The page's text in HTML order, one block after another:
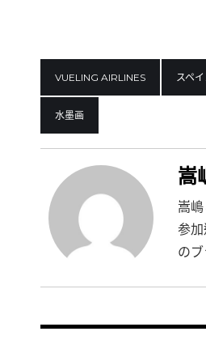
VUELING AIRLINES スペ
水墨画
嵩
嵩
参
の